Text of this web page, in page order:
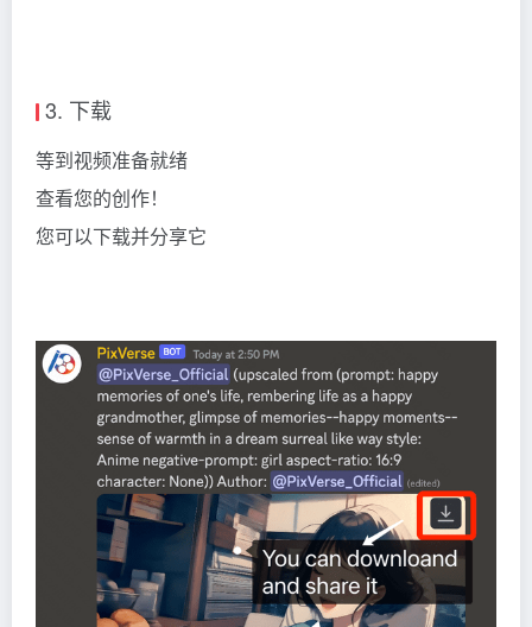
3. 下载
等到视频准备就绪
查看您的创作！
您可以下载并分享它